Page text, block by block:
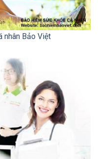
nhân Bảo Việt